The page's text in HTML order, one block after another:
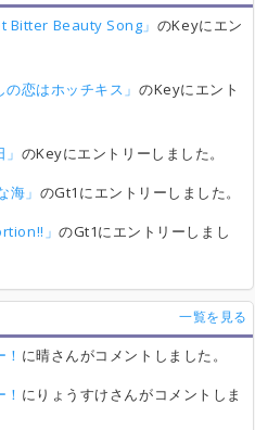
Bitter Beauty Song」 のKeyにエン
の恋はホッチキス」のKeyにエント
のKeyにエントリーしました。
海」 のGt1にエントリーしました。
」のGt1にエントリーしまし
一覧を見る
に晴さんがコメントしました。
にりょうすけさんがコメントしま